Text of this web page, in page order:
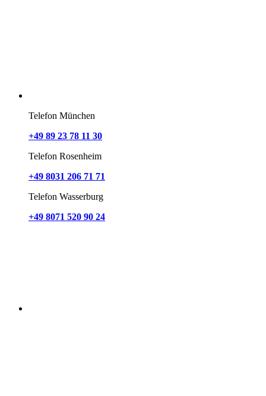
Telefon München
+49 89 23 78 11 30
Telefon Rosenheim
+49 8031 206 71 71
Telefon Wasserburg
+49 8071 520 90 24